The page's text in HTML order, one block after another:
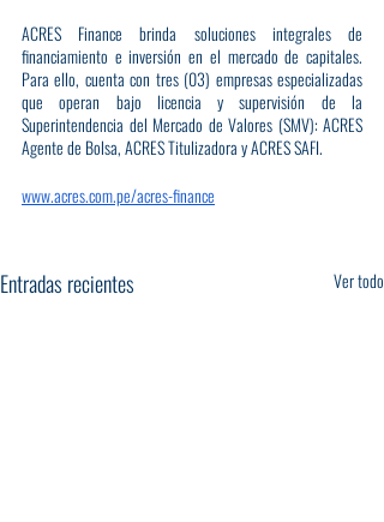
ACRES Finance brinda soluciones integrales de
financiamiento e inversión en el mercado de capitales.
Para ello, cuenta con tres (03) empresas especializadas
que operan bajo licencia y supervisión de la
Superintendencia del Mercado de Valores (SMV): ACRES
Agente de Bolsa, ACRES Titulizadora y ACRES SAFI.
www.acres.com.pe/acres-finance
Entradas recientes Ver todo